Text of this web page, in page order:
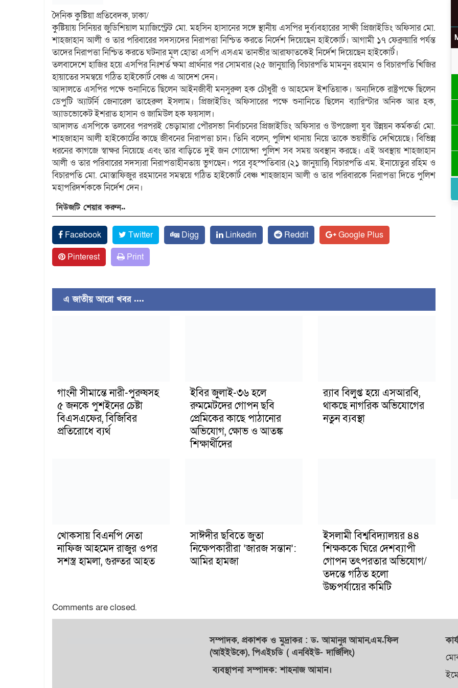
দৈনিক কুষ্টিয়া প্রতিবেদক, ঢাকা/
কুষ্টিয়ায় সিনিয়র জুডিশিয়াল ম্যাজিস্ট্রেট মো. মহসিন হাসানের সঙ্গে স্থানীয় এসপির দুর্ব্যবহারের সাক্ষী প্রিজাইডিং অফিসার মো.
শাহজাহান আলী ও তার পরিবারের সদস্যদের নিরাপত্তা নিশ্চিত করতে নির্দেশ দিয়েছেন হাইকোর্ট। আগামী ১৭ ফেব্রুয়ারি পর্যন্ত
তাদের নিরাপত্তা নিশ্চিত করতে ঘটনার মূল হোতা এসপি এসএম তানভীর আরাফাতকেই নির্দেশ দিয়েছেন হাইকোর্ট।
তলবাদেশে হাজির হয়ে এসপির নিঃশর্ত ক্ষমা প্রার্থনার পর সোমবার (২৫ জানুয়ারি) বিচারপতি মামনুন রহমান ও বিচারপতি খিজির
হায়াতের সমন্বয়ে গঠিত হাইকোর্ট বেঞ্চ এ আদেশ দেন।
আদালতে এসপির পক্ষে শুনানিতে ছিলেন আইনজীবী মনসুরুল হক চৌধুরী ও আহমেদ ইশতিয়াক। অন্যদিকে রাষ্ট্রপক্ষে ছিলেন
ডেপুটি অ্যাটর্নি জেনারেল তাহেরুল ইসলাম। প্রিজাইডিং অফিসারের পক্ষে শুনানিতে ছিলেন ব্যারিস্টার অনিক আর হক,
অ্যাডভোকেট ইশরাত হাসান ও জামিউল হক ফয়সাল।
আদালত এসপিকে তলবের পরপরই ভেড়ামারা পৌরসভা নির্বাচনের প্রিজাইডিং অফিসার ও উপজেলা যুব উন্নয়ন কর্মকর্তা মো.
শাহজাহান আলী হাইকোর্টের কাছে জীবনের নিরাপত্তা চান। তিনি বলেন, পুলিশ থানায় নিয়ে তাকে ভয়ভীতি দেখিয়েছে। বিভিন্ন
ধরনের কাগজে স্বাক্ষর নিয়েছে এবং তার বাড়িতে দুই জন গোয়েন্দা পুলিশ সব সময় অবস্থান করছে। এই অবস্থায় শাহজাহান
আলী ও তার পরিবারের সদস্যরা নিরাপত্তাহীনতায় ভুগছেন। পরে বৃহস্পতিবার (২১ জানুয়ারি) বিচারপতি এম. ইনায়েতুর রহিম ও
বিচারপতি মো. মোস্তাফিজুর রহমানের সমন্বয়ে গঠিত হাইকোর্ট বেঞ্চ শাহজাহান আলী ও তার পরিবারকে নিরাপত্তা দিতে পুলিশ
মহাপরিদর্শককে নির্দেশ দেন।
নিউজটি শেয়ার করুন..
Facebook Twitter Digg Linkedin Reddit
Google Plus
Pinterest
Print
এ জাতীয় আরো খবর ....
গাংনী সীমান্তে নারী-পুরুষসহ
৫ জনকে পুশইনের চেষ্টা
বিএসএফের, বিজিবির
প্রতিরোধে ব্যর্থ
ইবির জুলাই-৩৬ হলে
রুমমেটদের গোপন ছবি
প্রেমিকের কাছে পাঠানোর
অভিযোগ, ক্ষোভ ও আতঙ্ক
শিক্ষার্থীদের
র‍্যাব বিলুপ্ত হয়ে এসআরবি,
থাকছে নাগরিক অভিযোগের
নতুন ব্যবস্থা
খোকসায় বিএনপি নেতা
নাফিজ আহমেদ রাজুর ওপর
সশস্ত্র হামলা, গুরুতর আহত
সাঈদীর ছবিতে জুতা
নিক্ষেপকারীরা ‘জারজ সন্তান’:
আমির হামজা
ইসলামী বিশ্ববিদ্যালয়র ৪৪
শিক্ষককে ঘিরে দেশব্যাপী
গোপন তৎপরতার অভিযোগ/
তদন্তে গঠিত হলো
উচ্চপর্যায়ের কমিটি
Comments are closed.
সম্পাদক, প্রকাশকওমুদ্রাকর: ড. আমানুর আমান,এম.ফিল
(আইইউকে), পিএইচডি ( এনবিইউ- দার্জিলিং)
ব্যবস্থাপনা সম্পাদক: শাহনাজ আমান।